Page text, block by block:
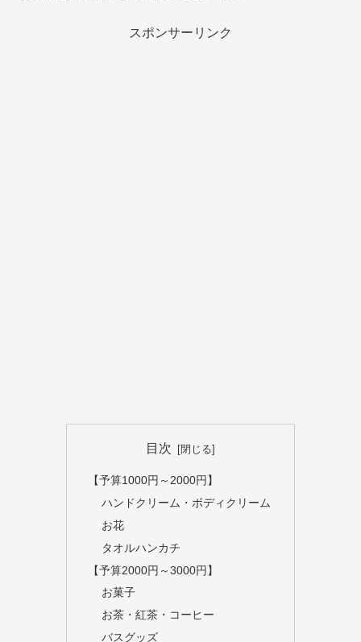
スポンサーリンク
目次
【予算1000円～2000円】
ハンドクリーム・ボディクリーム
お花
タオルハンカチ
【予算2000円～3000円】
お菓子
お茶・紅茶・コーヒー
バスグッズ